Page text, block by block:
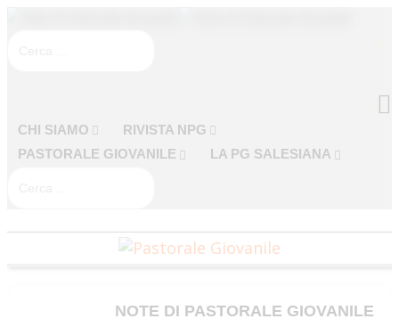
CHI SIAMO
RIVISTA NPG
PASTORALE GIOVANILE
LA PG SALESIANA
NOTE DI PASTORALE GIOVANILE